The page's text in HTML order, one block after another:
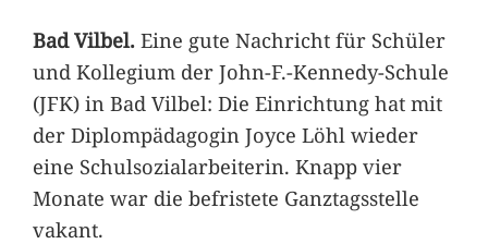
Bad Vilbel.Eine gute Nachricht für Schüler
und Kollegium der John-F.-Kennedy-Schule
(JFK) in Bad Vilbel: Die Einrichtung hat mit
der Diplompädagogin Joyce Löhl wieder
eine Schulsozialarbeiterin. Knapp vier
Monate war die befristete Ganztagsstelle
vakant.